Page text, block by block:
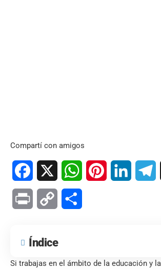
Compartí con amigos
Facebook WhatsAppPinterest LinkedIn
Print Copy
Índice
Si trabajas en el ámbito de la educación y